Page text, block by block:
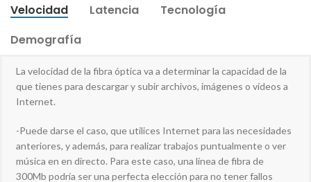
Velocidad Latencia
Tecnología
Demografía
La velocidad de la fibra óptica va a determinar la capacidad de la
que tienes para descargar y subir archivos, imágenes o vídeos a
Internet.
-Puede darse el caso, que utilices Internet para las necesidades
anteriores, y además, para realizar trabajos puntualmente o ver
música en en directo. Para este caso, una línea de fibra de
300Mb podría ser una perfecta elección para no tener fallos